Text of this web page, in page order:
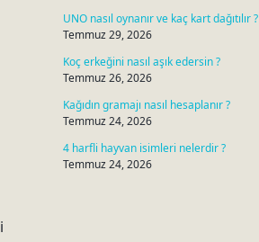
UNO nasıl oynanır ve kaç kart dağıtılır ?
Temmuz 29, 2026
Koç erkeğini nasıl aşık edersin ?
Temmuz 26, 2026
Kağıdın gramajı nasıl hesaplanır ?
Temmuz 24, 2026
4 harfli hayvan isimleri nelerdir ?
Temmuz 24, 2026